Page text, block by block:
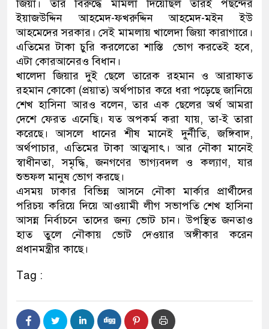
জিয়া। তার বিরুদ্ধে মামলা দিয়েছিল তারই পছন্দের
ইয়াজউদ্দিন আহমেদ-ফখরুদ্দিন আহমেদ-মইন ইউ
আহমেদের সরকার। সেই মামলায় খালেদা জিয়া কারাগারে।
এতিমের টাকা চুরি করলেতো শাস্তি ভোগ করতেই হবে,
এটা কোরআনেরও বিধান।
খালেদা জিয়ার দুই ছেলে তারেক রহমান ও আরাফাত
রহমান কোকো (প্রয়াত) অর্থপাচার করে ধরা পড়েছে জানিয়ে
শেখ হাসিনা আরও বলেন, তার এক ছেলের অর্থ আমরা
দেশে ফেরত এনেছি। যত অপকর্ম করা যায়, তা-ই তারা
করেছে। আসলে ধানের শীষ মানেই দুর্নীতি, জঙ্গিবাদ,
অর্থপাচার, এতিমের টাকা আত্মসাৎ। আর নৌকা মানেই
স্বাধীনতা, সমৃদ্ধি, জনগণের ভাগ্যবদল ও কল্যাণ, যার
শুভফল মানুষ ভোগ করছে।
এসময় ঢাকার বিভিন্ন আসনে নৌকা মার্কার প্রার্থীদের
পরিচয় করিয়ে দিয়ে আওয়ামী লীগ সভাপতি শেখ হাসিনা
আসন্ন নির্বাচনে তাদের জন্য ভোট চান। উপস্থিত জনতাও
হাত তুলে নৌকায় ভোট দেওয়ার অঙ্গীকার করেন
প্রধানমন্ত্রীর কাছে।
Tag :